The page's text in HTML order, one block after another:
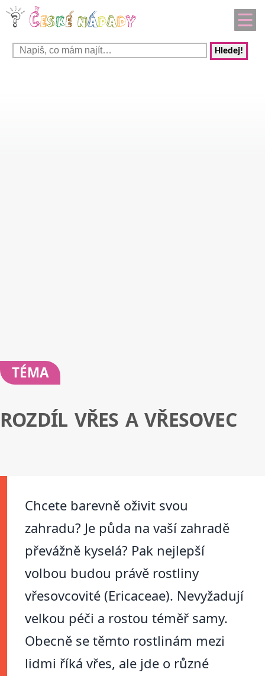
Hledej!
TÉMA
ROZDÍL VŘES A VŘESOVEC
Chcete barevně oživit svou
zahradu? Je půda na vaší zahradě
převážně kyselá? Pak nejlepší
volbou budou právě rostliny
vřesovcovité (Ericaceae). Nevyžadují
velkou péči a rostou téměř samy.
Obecně se těmto rostlinám mezi
lidmi říká vřes, ale jde o různé